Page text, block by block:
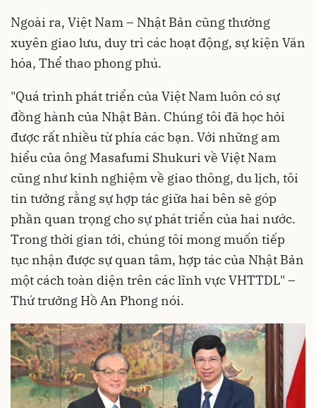
Ngoài ra, Việt Nam – Nhật Bản cũng thường
xuyên giao lưu, duy trì các hoạt động, sự kiện Văn
hóa, Thể thao phong phú.
"Quá trình phát triển của Việt Nam luôn có sự
đồng hành của Nhật Bản. Chúng tôi đã học hỏi
được rất nhiều từ phía các bạn. Với những am
hiểu của ông Masafumi Shukuri về Việt Nam
cũng như kinh nghiệm về giao thông, du lịch, tôi
tin tưởng rằng sự hợp tác giữa hai bên sẽ góp
phần quan trọng cho sự phát triển của hai nước.
Trong thời gian tới, chúng tôi mong muốn tiếp
tục nhận được sự quan tâm, hợp tác của Nhật Bản
một cách toàn diện trên các lĩnh vực VHTTDL" –
Thứ trưởng Hồ An Phong nói.